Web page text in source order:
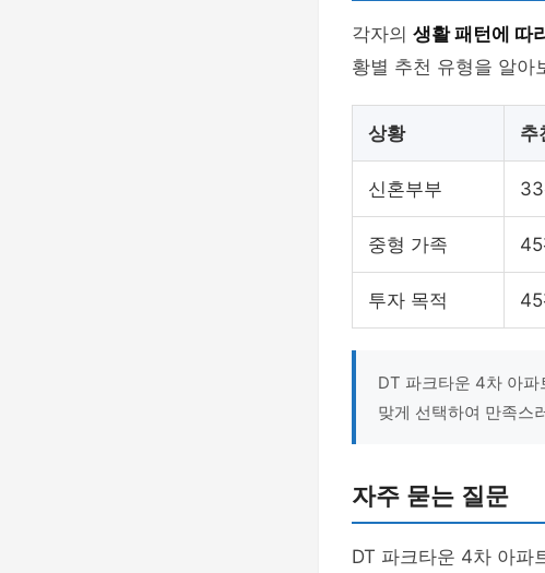
각자의 생활 패턴에 따
황별 추천 유형을 알아
상황 추
신혼부부
중형 가족
투자 목적
DT 파크타운 4차 아파
맞게 선택하여 만족스
자주 묻는 질문
DT 파크타운 4차 아파